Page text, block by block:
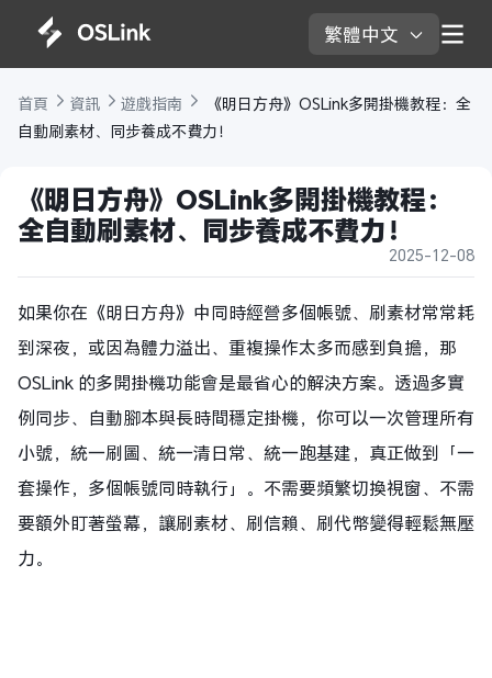
繁體中文
首頁 資訊 遊戲指南
《明日方舟》OSLink多開掛機教程：全
自動刷素材、同步養成不費力！
《明日方舟》OSLink多開掛機教程：
全自動刷素材、同步養成不費力！
2025-12-08
如果你在《明日方舟》中同時經營多個帳號、刷素材常常耗
到深夜，或因為體力溢出、重複操作太多而感到負擔，那
OSLink 的多開掛機功能會是最省心的解決方案。透過多實
例同步、自動腳本與長時間穩定掛機，你可以一次管理所有
小號，統一刷圖、統一清日常、統一跑基建，真正做到「一
套操作，多個帳號同時執行」。不需要頻繁切換視窗、不需
要額外盯著螢幕，讓刷素材、刷信賴、刷代幣變得輕鬆無壓
力。